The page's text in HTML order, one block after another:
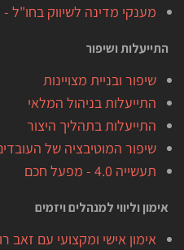
מענקי מדינה לשיווק בחו"ל
התייעלות ושיפור
שיפור ובניית מצויינות
התייעלות בניהול המלאי
התייעלות בתהליך היצור
שיפור המוטיבציה של
תעשייה 4.0 - מפעל חכם
אימון וליווי למנהלים ויזמים
אימון אישי ומקצועי עם זאב